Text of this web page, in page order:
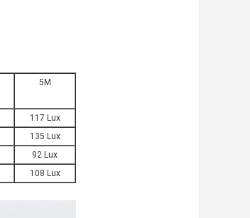
5M
117 Lux
135 Lux
92 Lux
108 Lux